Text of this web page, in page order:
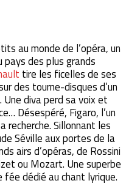
au monde de l’opéra, un
des plus grands
tire les ficelles de ses
des tourne-disques d’un
diva perd sa voix et
Désespéré, Figaro, l’un
recherche. Sillonnant les
Séville aux portes de la
airs d’opéras, de Rossini
ou Mozart. Une superbe
fée dédié au chant lyrique.